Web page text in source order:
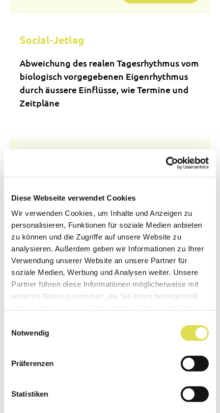
Diese Webseite verwendet Cookies
Wir verwenden Cookies, um Inhalte und Anzeigen zu
personalisieren, Funktionen für soziale Medien anbieten
zu können und die Zugriffe auf unsere Website zu
analysieren. Außerdem geben wir Informationen zu Ihrer
Verwendung unserer Website an unsere Partner für
soziale Medien, Werbung und Analysen weiter. Unsere
Partner führen diese Informationen möglicherweise mit
weiteren Daten zusammen, die Sie ihnen bereitgestellt
Notwendig
Präferenzen
Statistiken
Social-Jetlag
Abweichung des realen Tagesrhythmus vom
biologisch vorgegebenen Eigenrhythmus
durch äussere Einflüsse, wie Termine und
Zeitpläne
Gen-Übertragung in Körperzellen (also
Krankheiten.
Spule
Draht, der spiralförmig um einen Kern
gewickelt ist.
Weiterlesen …
Ein Gen auf dem Y-Chromosom, das für die